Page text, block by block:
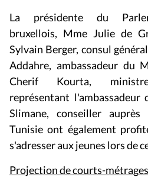
La présidente du
bruxellois, Mme Julie de
Sylvain Berger, consul
Addahre, ambassadeur du
Cherif Kourta,
représentant
Slimane, conseiller
Tunisie ont également
s'adresser aux jeunes lors de
Projection de courts-